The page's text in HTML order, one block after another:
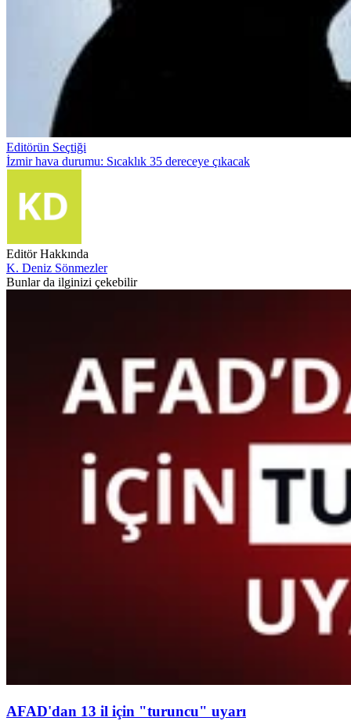
Editörün Seçtiği
İzmir hava durumu: Sıcaklık 35 dereceye çıkacak
Editör Hakkında
K. Deniz Sönmezler
Bunlar da ilginizi çekebilir
AFAD'dan 13 il için "turuncu" uyarı